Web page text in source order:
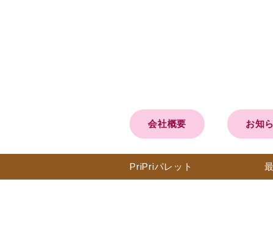
会社概要 お知
PriPriパレット